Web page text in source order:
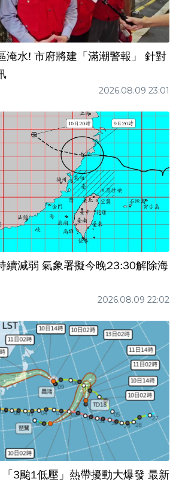
淹水! 市府將建「滿潮警報」 針對
2026.08.09 23:01
續減弱 氣象署擬今晚23:30解除海
2026.08.09 22:02
3颱1低壓」熱帶擾動大爆發 最新